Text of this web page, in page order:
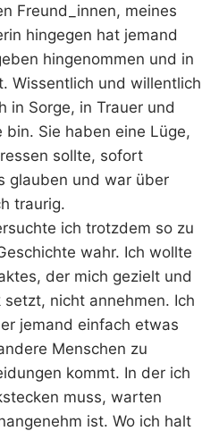
Freund_innen, meines
hingegen hat jemand
hingenommen und in
Wissentlich und willentlich
in Sorge, in Trauer und
bin. Sie haben eine Lüge,
sollte, sofort
glauben und war über
traurig.
ich trotzdem so zu
wahr. Ich wollte
der mich gezielt und
nicht annehmen. Ich
jemand einfach etwas
Menschen zu
kommt. In der ich
muss, warten
ist. Wo ich halt